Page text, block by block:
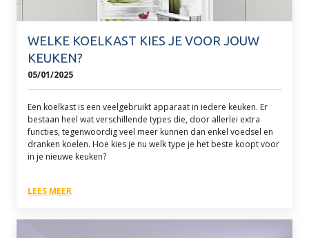
WELKE KOELKAST KIES JE VOOR JOUW
KEUKEN?
05/01/2025
Een koelkast is een veelgebruikt apparaat in iedere keuken. Er
bestaan heel wat verschillende types die, door allerlei extra
functies, tegenwoordig veel meer kunnen dan enkel voedsel en
dranken koelen. Hoe kies je nu welk type je het beste koopt voor
in je nieuwe keuken?
LEES MEER